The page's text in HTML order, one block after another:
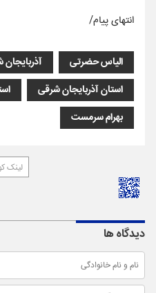
انتهای پیام/
الیاس حضرتی
استان آذربایجان شرقی
بهرام سرمست
لینک
دیدگاه ها